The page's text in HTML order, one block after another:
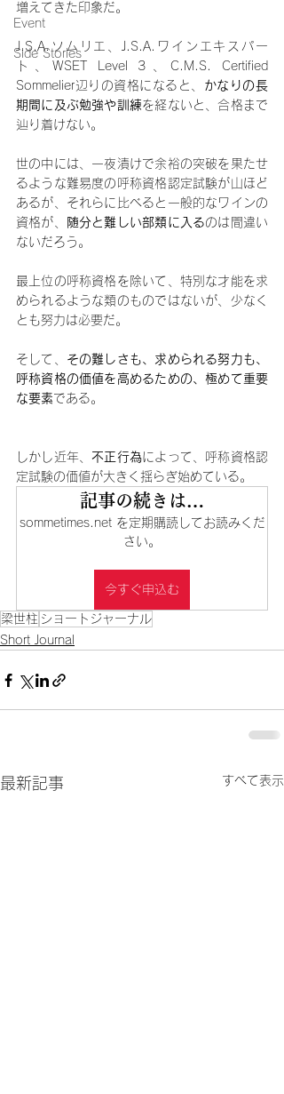
Event
Side Stories
増えてきた印象だ。
J.S.A.ソムリエ、J.S.A.ワインエキスパー
ト、WSET Level 3、C.M.S. Certified
Sommelier辺りの資格になると、 かなりの長
期間に及ぶ勉強や訓練を経ないと、合格まで
辿り着けない。
世の中には、一夜漬けで余裕の突破を果たせ
るような難易度の呼称資格認定試験が山ほど
あるが、それらに比べると一般的なワインの
資格が、
随分と難しい部類に入るのは間違い
ないだろう。
最上位の呼称資格を除いて、特別な才能を求
められるような類のものではないが、少なく
とも努力は必要だ。
そして、 その難しさも、求められる努力も、
呼称資格の価値を高めるための、極めて重要
な要素である。
しかし近年、 不正行為によって、呼称資格認
定試験の価値が大きく揺らぎ始めている。
記事の続きは…
sommetimes.net を定期購読してお読みくだ
さい。
今すぐ申込む
梁世柱 ショートジャーナル
Short Journal
最新記事 すべて表示